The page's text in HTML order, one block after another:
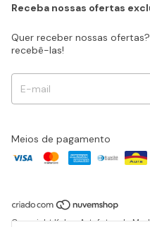
Receba nossas ofertas
Quer receber nossas
recebê-las!
Meios de pagamento
Copyright Kakos Artefatos de